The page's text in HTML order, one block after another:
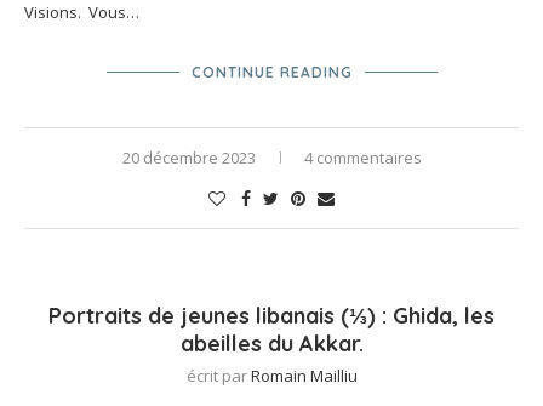
Visions. Vous…
CONTINUE READING
20 décembre 2023 4 commentaires
Portraits de jeunes libanais (⅓) : Ghida, les
abeilles du Akkar.
écrit parRomain Mailliu